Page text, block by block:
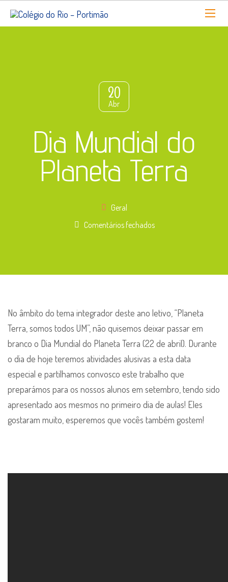
20
Abr
Dia Mundial do
Planeta Terra
Geral
Comentários fechadosem
No âmbito do tema integrador deste ano letivo, “Planeta
Terra, somos todos UM”, não quisemos deixar passar em
branco o Dia Mundial do Planeta Terra (22 de abril). Durante
o dia de hoje teremos atividades alusivas a esta data
especial e partilhamos convosco este trabalho que
preparámos para os nossos alunos em setembro, tendo sido
apresentado aos mesmos no primeiro dia de aulas! Eles
gostaram muito, esperemos que vocês também gostem!